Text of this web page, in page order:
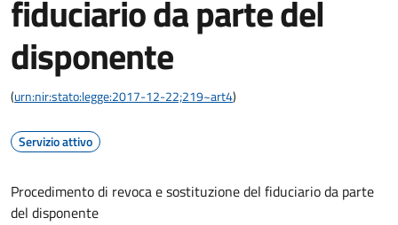
fiduciario da parte del
disponente
(urn:nir:stato:legge:2017-12-22;219~art4)
Servizio attivo
Procedimento di revoca e sostituzione del fiduciario da parte
del disponente